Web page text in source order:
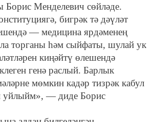
Борис Менделевич сөйләде.
бигрәк тә дәүләт
— медицина ярдәменең
торганы һәм сыйфаты, шулай ук
киңәйтү өлешендә
генә раслый. Барлык
мөмкин кадәр тизрәк кабул
уйлыйм», — диде Борис